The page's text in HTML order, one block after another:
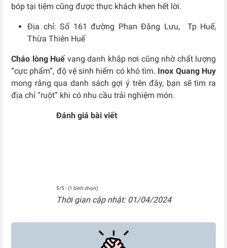
bóp tại tiệm cũng được thực khách khen hết lời.
Địa chỉ: Số 161 đường Phan Đăng Lưu, Tp Huế,
Thừa Thiên Huế
Cháo lòng Huế vang danh khắp nơi cũng nhờ chất lượng
“cực phẩm”, độ vệ sinh hiếm có khó tìm. Inox Quang Huy
mong rằng qua danh sách gợi ý trên đây, bạn sẽ tìm ra
địa chỉ “ruột” khi có nhu cầu trải nghiệm món.
Đánh giá bài viết
5/5 - (1 bình chọn)
Thời gian cập nhật: 01/04/2024